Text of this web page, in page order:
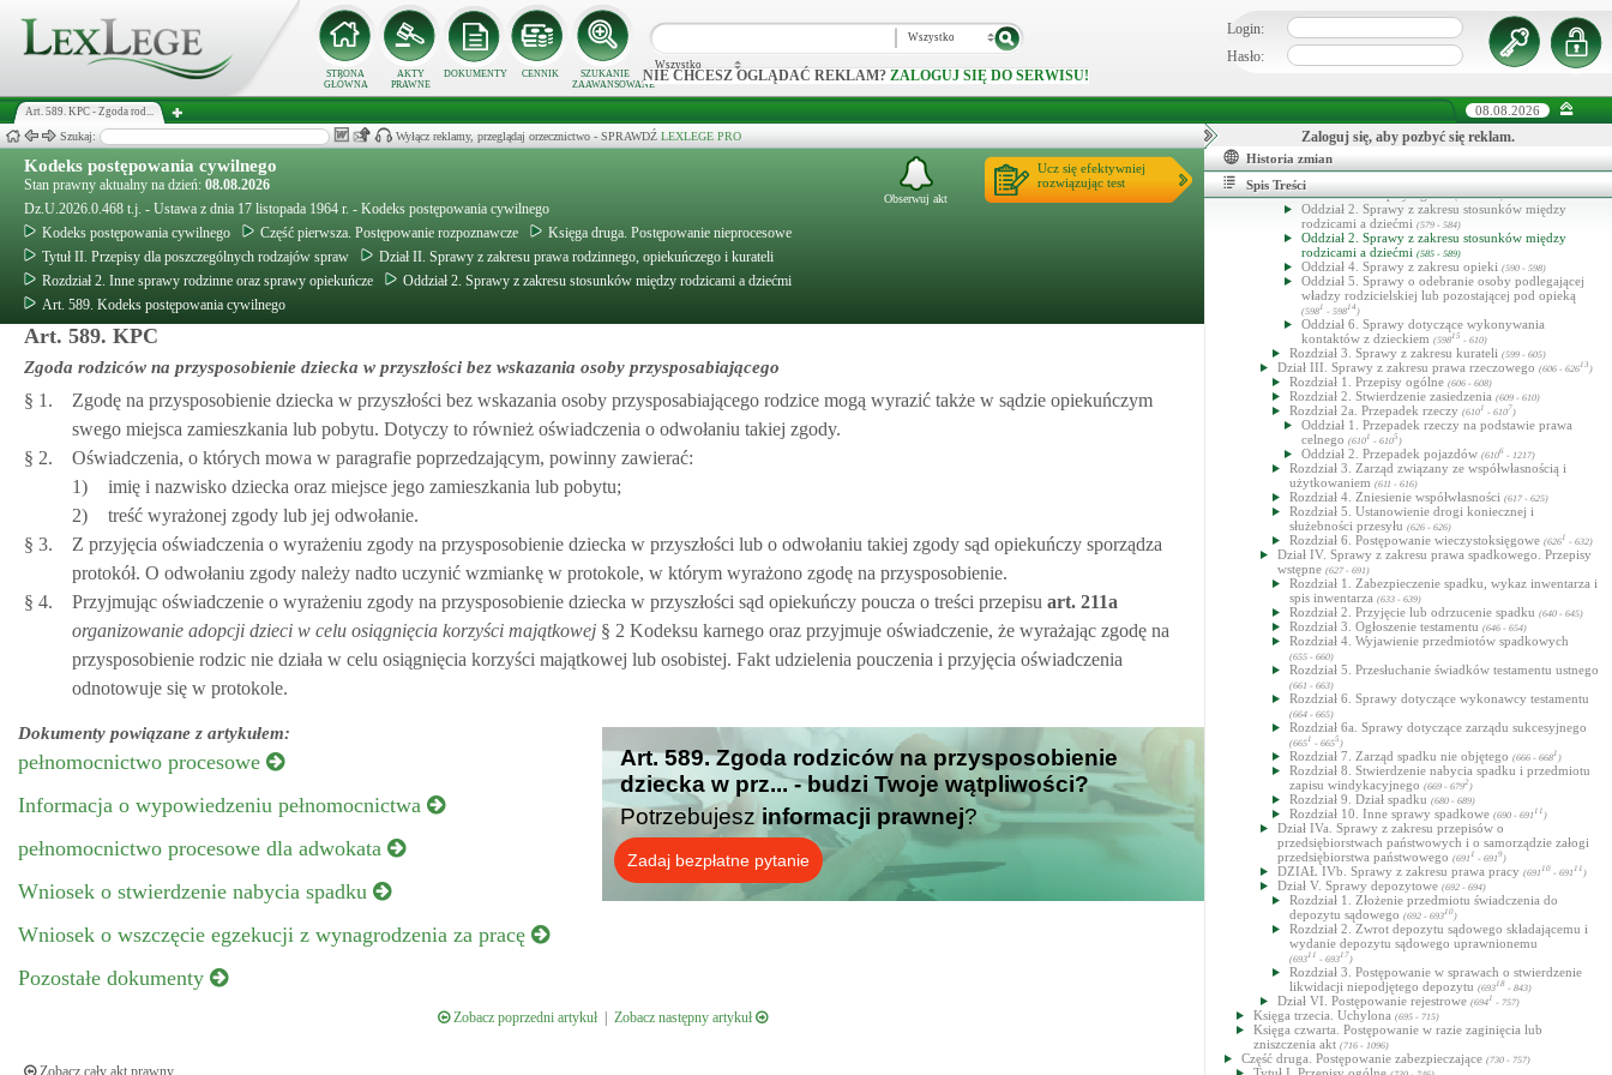
STRONA
GŁÓWNA
AKTY
PRAWNE
DOKUMENTY CENNIK
SZUKANIE
ZAAWANSOWANE
Wszystko
Wszystko
NIE CHCESZ OGLĄDAĆ REKLAM? ZALOGUJ SIĘ DO SERWISU!
Login:
Hasło:
Art. 589. KPC - Zgoda rod... 08.08.2026
Szukaj: Wyłącz reklamy, przeglądaj orzecznictwo - SPRAWDŹ LEXLEGE PRO
Kodeks postępowania cywilnego
Stan prawny aktualny na dzień: 08.08.2026
Dz.U.2026.0.468 t.j. - Ustawa z dnia 17 listopada 1964 r. - Kodeks postępowania cywilnego
Kodeks postępowania cywilnego
Część pierwsza. Postępowanie rozpoznawcze
Księga druga. Postępowanie nieprocesowe
Tytuł II. Przepisy dla poszczególnych rodzajów spraw
Dział II. Sprawy z zakresu prawa rodzinnego, opiekuńczego i kurateli
Rozdział 2. Inne sprawy rodzinne oraz sprawy opiekuńcze
Oddział 2. Sprawy z zakresu stosunków między rodzicami a dziećmi
Art. 589. Kodeks postępowania cywilnego
Ucz się efektywniej
rozwiązując test
Obserwuj akt
Art. 589. KPC
Zgoda rodziców na przysposobienie dziecka w przyszłości bez wskazania osoby przysposabiającego
§ 1.
Zgodę na przysposobienie dziecka w przyszłości bez wskazania osoby przysposabiającego rodzice mogą wyrazić także w sądzie opiekuńczym
swego miejsca zamieszkania lub pobytu. Dotyczy to również oświadczenia o odwołaniu takiej zgody.
§ 2.
Oświadczenia, o których mowa w paragrafie poprzedzającym, powinny zawierać:
1)
imię i nazwisko dziecka oraz miejsce jego zamieszkania lub pobytu;
2)
treść wyrażonej zgody lub jej odwołanie.
§ 3.
Z przyjęcia oświadczenia o wyrażeniu zgody na przysposobienie dziecka w przyszłości lub o odwołaniu takiej zgody sąd opiekuńczy sporządza
protokół. O odwołaniu zgody należy nadto uczynić wzmiankę w protokole, w którym wyrażono zgodę na przysposobienie.
§ 4.
Przyjmując oświadczenie o wyrażeniu zgody na przysposobienie dziecka w przyszłości sąd opiekuńczy poucza o treści przepisu art. 211a
organizowanie adopcji dzieci w celu osiągnięcia korzyści majątkowej § 2 Kodeksu karnego oraz przyjmuje oświadczenie, że wyrażając zgodę na
przysposobienie rodzic nie działa w celu osiągnięcia korzyści majątkowej lub osobistej. Fakt udzielenia pouczenia i przyjęcia oświadczenia
odnotowuje się w protokole.
Dokumenty powiązane z artykułem:
pełnomocnictwo procesowe
Informacja o wypowiedzeniu pełnomocnictwa
pełnomocnictwo procesowe dla adwokata
Wniosek o stwierdzenie nabycia spadku
Wniosek o wszczęcie egzekucji z wynagrodzenia za pracę
Pozostałe dokumenty
Art. 589. Zgoda rodziców na przysposobienie
dziecka w prz... - budzi Twoje wątpliwości?
Potrzebujesz informacji prawnej?
Zadaj bezpłatne pytanie
Zobacz poprzedni artykuł| Zobacz następny artykuł
Zobacz cały akt prawny
Zaloguj się, aby pozbyć się reklam.
Historia zmian
Spis Treści
uznanie za zmarłego lub stwierdzenie zgonu
(539 - 543)
Rozdział 2. Ubezwłasnowolnienie (544 - 560 12
Oddział 1. Przepisy ogólne (544 - 547)
Oddział 2. Doradca tymczasowy (548 - 551)
Dział Ia. Sprawy z zakresu przeciwdziałania przemocy
Dział II. Sprawy z zakresu prawa rodzinnego,
opiekuńczego i kurateli(561 - 605)
Rozdział 1. Sprawy małżeńskie
Rozdział 2. Inne sprawy rodzinne oraz sprawy
opiekuńcze
Oddział 1. Przepisy ogólne(568 - 578 )
Oddział 2. Sprawy z zakresu stosunków między
rodzicami a dziećmi (579 - 584)
Oddział 2. Sprawy z zakresu stosunków między
rodzicami a dziećmi (585 - 589)
Oddział 4. Sprawy z zakresu opieki (590 - 598)
Oddział 5. Sprawy o odebranie osoby podlegającej
władzy rodzicielskiej lub pozostającej pod opieką
(5981 - 59814 )
Oddział 6. Sprawy dotyczące wykonywania
kontaktów z dzieckiem (59815 - 610)
Rozdział 3. Sprawy z zakresu kurateli (599 - 605)
Dział III. Sprawy z zakresu prawa rzeczowego (606 - 62613)
Rozdział 1. Przepisy ogólne (606 - 608)
Rozdział 2. Stwierdzenie zasiedzenia (609 - 610)
Rozdział 2a. Przepadek rzeczy (6101 - 6107)
Oddział 1. Przepadek rzeczy na podstawie prawa
celnego (6101 - 6105 )
Oddział 2. Przepadek pojazdów (6106 - 1217)
Rozdział 3. Zarząd związany ze współwłasnością i
użytkowaniem (611 - 616)
Rozdział 4. Zniesienie współwłasności (617 - 625)
Rozdział 5. Ustanowienie drogi koniecznej i
służebności przesyłu (626 - 626)
Rozdział 6. Postępowanie wieczystoksięgowe (6261 - 632)
Dział IV. Sprawy z zakresu prawa spadkowego. Przepisy
wstępne (627 - 691)
Rozdział 1. Zabezpieczenie spadku, wykaz inwentarza i
spis inwentarza (633 - 639)
Rozdział 2. Przyjęcie lub odrzucenie spadku (640 - 645)
Rozdział 3. Ogłoszenie testamentu (646 - 654)
Rozdział 4. Wyjawienie przedmiotów spadkowych
(655 - 660)
Rozdział 5. Przesłuchanie świadków testamentu ustnego
(661 - 663)
Rozdział 6. Sprawy dotyczące wykonawcy testamentu
(664 - 665)
Rozdział 6a. Sprawy dotyczące zarządu sukcesyjnego
(6651 - 6655 )
Rozdział 7. Zarząd spadku nie objętego (666 - 6681 )
Rozdział 8. Stwierdzenie nabycia spadku i przedmiotu
zapisu windykacyjnego (669 - 6792)
Rozdział 9. Dział spadku (680 - 689)
Rozdział 10. Inne sprawy spadkowe (690 - 691 11 )
Dział IVa. Sprawy z zakresu przepisów o
przedsiębiorstwach państwowych i o samorządzie załogi
przedsiębiorstwa państwowego (691 1 - 6919)
DZIAŁ IVb. Sprawy z zakresu prawa pracy (691 10 - 691 11 )
Dział V. Sprawy depozytowe (692 - 694)
Rozdział 1. Złożenie przedmiotu świadczenia do
depozytu sądowego (692 - 69310)
Rozdział 2. Zwrot depozytu sądowego składającemu i
wydanie depozytu sądowego uprawnionemu
(69311 - 69317)
Rozdział 3. Postępowanie w sprawach o stwierdzenie
likwidacji niepodjętego depozytu (69318 - 843)
Dział VI. Postępowanie rejestrowe (6941 - 757)
Księga trzecia. Uchylona (695 - 715)
Księga czwarta. Postępowanie w razie zaginięcia lub
zniszczenia akt (716 - 1096)
Część druga. Postępowanie zabezpieczające (730 - 757)